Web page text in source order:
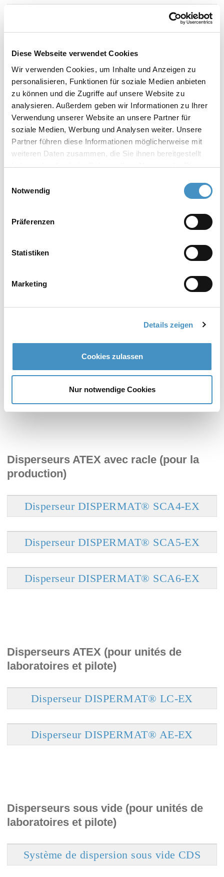
Diese Webseite verwendet Cookies
Wir verwenden Cookies, um Inhalte und Anzeigen zu
personalisieren, Funktionen für soziale Medien anbieten
zu können und die Zugriffe auf unsere Website zu
analysieren. Außerdem geben wir Informationen zu Ihrer
Verwendung unserer Website an unsere Partner für
soziale Medien, Werbung und Analysen weiter. Unsere
Partner führen diese Informationen möglicherweise mit
weiteren Daten zusammen, die Sie ihnen bereitgestellt
haben oder die sie im Rahmen Ihrer Nutzung der Dienste
unsererDatenschutzerklärung Impressum
Notwendig
Präferenzen
Statistiken
Marketing
Details zeigen
Cookies zulassen
Nur notwendige Cookies
Disperseur DISPERMAT® SC6
Disperseurs avec racle (pour la
production)
Disperseur DISPERMAT® SCA4
Disperseur DISPERMAT® SCA5
Disperseurs ATEX (pour la production)
Disperseur DISPERMAT® SC6-EX
Disperseurs ATEX avec racle (pour la
production)
Disperseur DISPERMAT® SCA4-EX
Disperseur DISPERMAT® SCA5-EX
Disperseur DISPERMAT® SCA6-EX
Disperseurs ATEX (pour unités de
laboratoires et pilote)
Disperseur DISPERMAT® LC-EX
Disperseur DISPERMAT® AE-EX
Disperseurs sous vide (pour unités de
laboratoires et pilote)
Système de dispersion sous vide CDS